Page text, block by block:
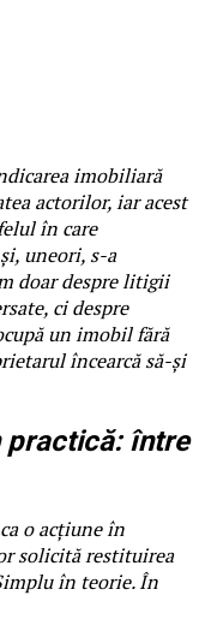
imobiliară
actorilor, iar acest
în care
uneori, s-a
doar despre litigii
ci despre
un imobil fără
încearcă să-și
practică: între
o acțiune în
solicită restituirea
în teorie. În